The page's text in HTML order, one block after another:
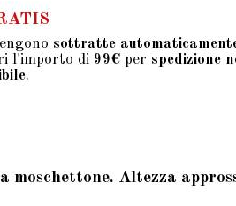
sottratte
l'importo di 99€ per spedizione
.
Altezza